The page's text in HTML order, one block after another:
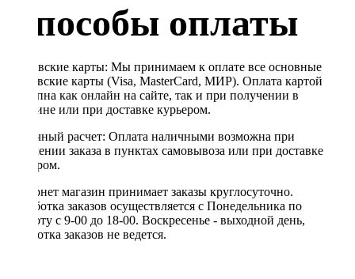
Способы оплаты
Банковские карты: Мы принимаем к оплате все основные
банковские карты (Visa, MasterCard, МИР). Оплата картой
доступна как онлайн на сайте, так и при получении в
магазине или при доставке курьером.
Наличный расчет: Оплата наличными возможна при
получении заказа в пунктах самовывоза или при доставке
курьером.
Интернет магазин принимает заказы круглосуточно.
Обработка заказов осуществляется с Понедельника по
Субботу с 9-00 до 18-00. Воскресенье - выходной день,
обработка заказов не ведется.